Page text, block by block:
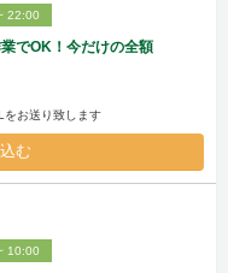
22:00
でOK！今だけの全額
をお送り致します
む
10:00